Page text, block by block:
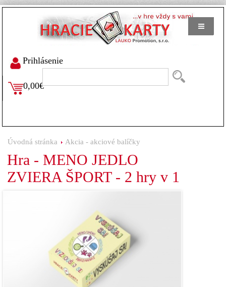
Prihlásenie
0,00€
Úvodná stránka Akcia - akciové balíčky
Hra - MENO JEDLO
ZVIERA ŠPORT - 2 hry v 1